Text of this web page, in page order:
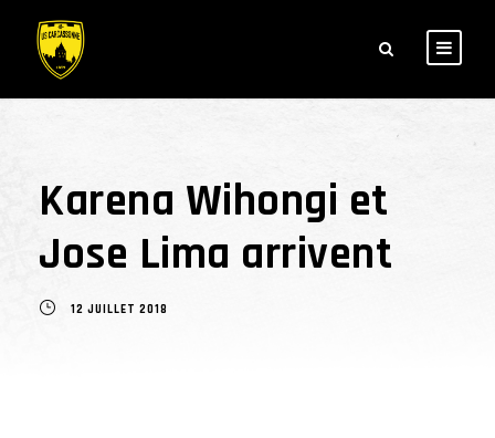
Karena Wihongi et
Jose Lima arrivent
12 JUILLET 2018